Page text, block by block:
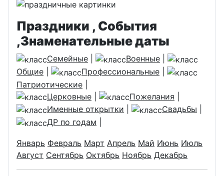
Праздники , События
,Знаменательные даты
Семейные Военные
Общие
Профессиональные
Патриотические
Церковные
Пожелания
Именные открытки
Свадьбы
ДР по годам
Январь Февраль Март Апрель Май Июнь Июль
Август Сентябрь Октябрь Ноябрь Декабрь